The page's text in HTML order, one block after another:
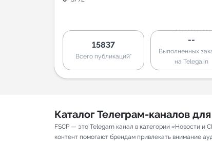
15837
Всего публикаций*
--
Выполненных
на Telega.in
Каталог Телеграм-каналов
FSCP — это Telegam канал в категории «Новости
контент помогают брендам привлекать внимание